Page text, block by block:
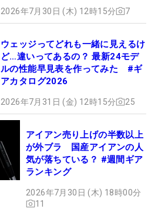
2026年7月30日 (木) 12時15分 7
ウェッジってどれも一緒に見えるけ
ど…違いってあるの？ 最新24モデ
ルの性能早見表を作ってみた #ギ
アカタログ2026
2026年7月31日 (金) 12時15分 25
アイアン売り上げの半数以上
が外ブラ 国産アイアンの人
気が落ちている？ #週間ギア
ランキング
2026年7月30日 (木) 18時00分
11